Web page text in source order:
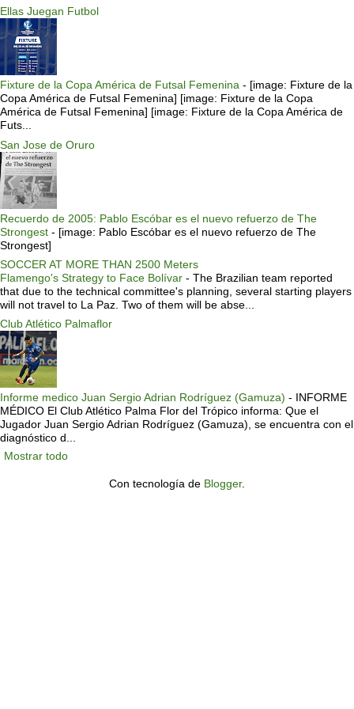
Ellas Juegan Futbol
Fixture de la Copa América de Futsal Femenina - [image: Fixture de la
Copa América de Futsal Femenina] [image: Fixture de la Copa
América de Futsal Femenina] [image: Fixture de la Copa América de
Futs...
San Jose de Oruro
Recuerdo de 2005: Pablo Escóbar es el nuevo refuerzo de The
Strongest - [image: Pablo Escóbar es el nuevo refuerzo de The
Strongest]
SOCCER AT MORE THAN 2500 Meters
Flamengo's Strategy to Face Bolívar - The Brazilian team reported
that due to the technical committee's planning, several starting players
will not travel to La Paz. Two of them will be abse...
Club Atlético Palmaflor
Informe medico Juan Sergio Adrian Rodríguez (Gamuza) - INFORME
MÉDICO El Club Atlético Palma Flor del Trópico informa: Que el
Jugador Juan Sergio Adrian Rodríguez (Gamuza), se encuentra con el
diagnóstico d...
Mostrar todo
Con tecnología de Blogger.